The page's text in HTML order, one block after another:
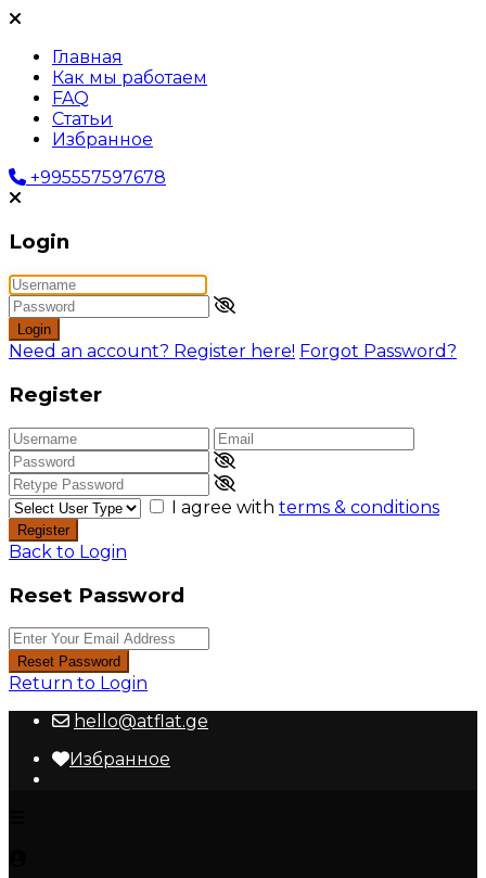
Главная
Как мы работаем
FAQ
Статьи
Избранное
+995557597678
Login
Login
Need an account? Register here! Forgot Password?
Register
I agree with terms & conditions
Register
Back to Login
Reset Password
Reset Password
Return to Login
hello@atflat.ge
Избранное